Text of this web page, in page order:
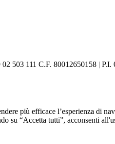
503 111 C.F. 80012650158 | P.I.
più efficace l’esperienza di
su “Accetta tutti”, acconsenti